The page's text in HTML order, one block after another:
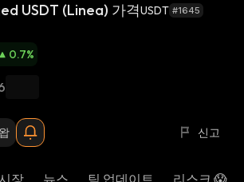
USDT (Linea) 가격USDT #1645
0.7%
신고
장 뉴스 팀 업데이트 리스크 😱